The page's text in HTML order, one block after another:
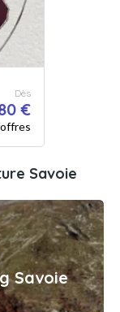
Dès
€
offres
Savoie
Savoie